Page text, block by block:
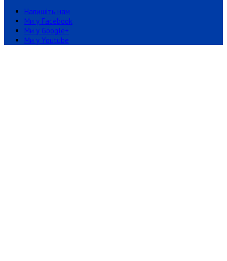
Напишіть нам
Ми у Facebook
Ми у Google+
Ми у Youtube